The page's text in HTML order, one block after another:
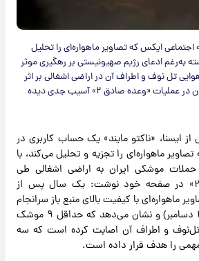
ایکس که تصاویر ماهواره‌ای را تحلیل
به‌رغم ادعای رژیم صهیونیستی بر رهگیری موثر
تل نوف و اطراف آن در اراضی اشغالی بر اثر
حملات موشکی سنگین ایران در عملیات «وعده صادق ۲» آسیب جدی دیده
از ایسنا، «ناکتو مایند» یک حساب کاربری در
ماهواره‌ای را تجزیه و تحلیل می‌کند، با
حملات موشکی ایران به اراضی اشغالی طی
عملیات «وعده صادق ۲» در صفحه خود نوشت: یک سال پس از
سانسور صهیونیستی، تصاویر ماهواره‌‎ای با کیفیت بالای منبع باز سرانجام
منتشر شده است (از ۲۴ دسامبر) و نشان می‌دهد که حداقل ۹ موشک
تل‌نوف و اطراف آن اصابت کرده است که سه
را هدف قرار داده است.